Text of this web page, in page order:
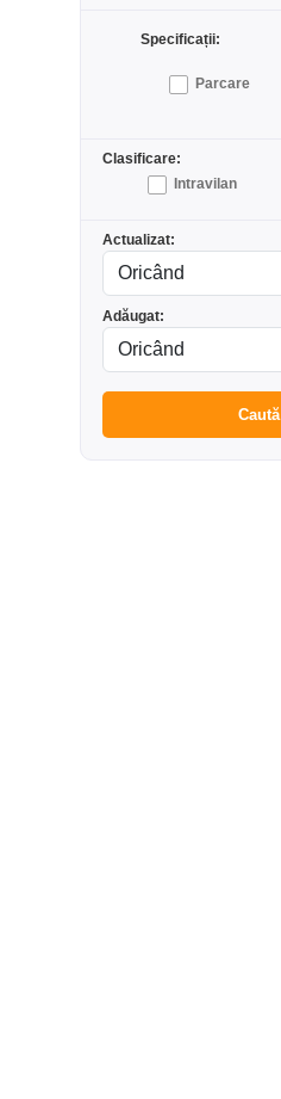
Specificații:
Parcare
Clasificare:
Intravilan
Actualizat:
Adăugat:
Caută